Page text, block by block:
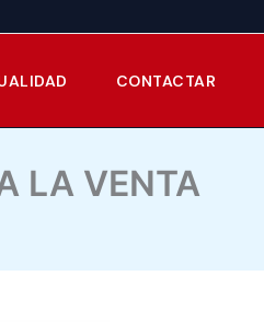
CONTACTAR
LA VENTA